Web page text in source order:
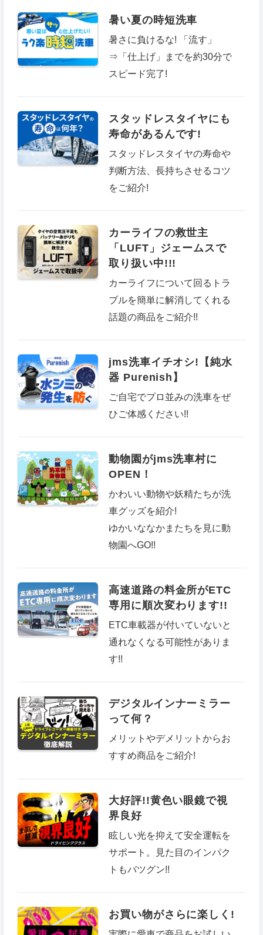
暑い夏の時短洗車
暑さに負けるな! 「流す」
⇒「仕上げ」までを約30分で
スピード完了!
スタッドレスタイヤにも
寿命があるんです!
スタッドレスタイヤの寿命や
判断方法、長持ちさせるコツ
をご紹介!
カーライフの救世主
「LUFT」ジェームスで
取り扱い中!!!
カーライフについて回るトラ
ブルを簡単に解消してくれる
話題の商品をご紹介!!
jms洗車イチオシ!【純水
器 Purenish】
ご自宅でプロ並みの洗車をぜ
ひご体感ください!!
動物園がjms洗車村に
OPEN！
かわいい動物や妖精たちが洗
車グッズを紹介!
ゆかいななかまたちを見に動
物園へGO!!
高速道路の料金所がETC
専用に順次変わります!!
ETC車載器が付いていないと
通れなくなる可能性がありま
す!!
デジタルインナーミラー
って何？
メリットやデメリットからお
すすめ商品をご紹介!
大好評!!黄色い眼鏡で視
界良好
眩しい光を抑えて安全運転を
サポート。見た目のインパク
トもバツグン!!
お買い物がさらに楽しく!